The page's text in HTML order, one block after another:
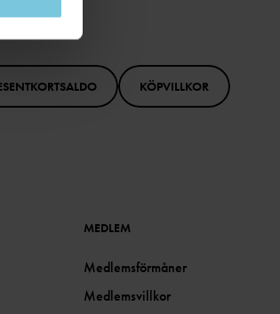
KÖPVILLKOR
MEDLEM
Medlemsförmåner
Medlemsvillkor